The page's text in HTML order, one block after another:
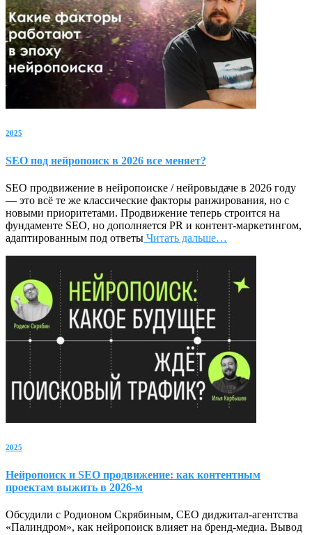
2025
SEO под нейропоиск в 2026 все меняет?
SEO продвижение в нейропоиске / нейровыдаче в 2026 году
— это всё те же классические факторы ранжирования, но с
новыми приоритетами. Продвижение теперь строится на
фундаменте SEO, но дополняется PR и контент-маркетингом,
адаптированным под ответы Читать дальше…
2025
Нейропоиск и SEO продвижение: как контентным
проектам выжить в 2026-м
Обсудили с Родионом Скрябиным, CEO диджитал-агентства
«Палиндром», как нейропоиск влияет на бренд-медиа. Вывод